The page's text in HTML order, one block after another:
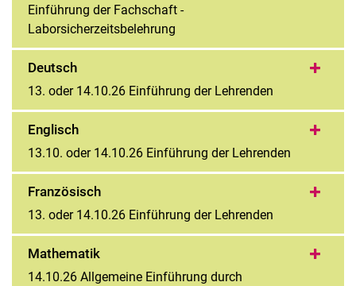
Einführung der Fachschaft -
Laborsicherzeitsbelehrung
Deutsch
13. oder 14.10.26 Einführung der Lehrenden
Englisch
13.10. oder 14.10.26 Einführung der Lehrenden
Französisch
13. oder 14.10.26 Einführung der Lehrenden
Mathematik
14.10.26 Allgemeine Einführung durch